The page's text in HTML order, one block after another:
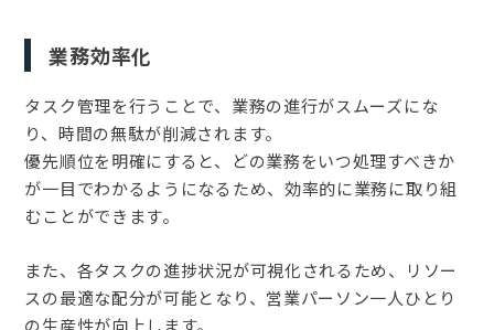
業務効率化
タスク管理を行うことで、業務の進行がスムーズにな
り、時間の無駄が削減されます。
優先順位を明確にすると、どの業務をいつ処理すべきか
が一目でわかるようになるため、効率的に業務に取り組
むことができます。
また、各タスクの進捗状況が可視化されるため、リソー
スの最適な配分が可能となり、営業パーソン一人ひとり
の生産性が向上します。